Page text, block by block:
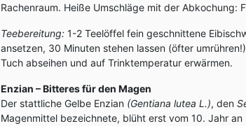
Rachenraum. Heiße Umschläge mit der Abkochung:
Teebereitung: 1-2 Teelöffel fein geschnittene
ansetzen, 30 Minuten stehen lassen (öfter
Tuch abseihen und auf Trinktemperatur erwärmen.
Enzian – Bitteres für den Magen
Der stattliche Gelbe Enzian (Gentiana lutea L.), den
Magenmittel bezeichnete, blüht erst vom 10. Jahr